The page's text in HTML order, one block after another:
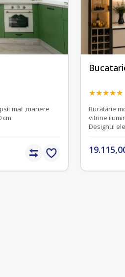
,manere
cm.
Bucătărie
vitrine
Designul
pentru
comandă